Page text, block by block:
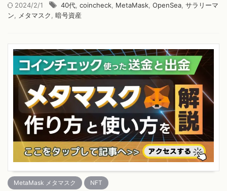
2024/2/1 40代, coincheck, MetaMask, OpenSea, サラリーマ
ン, メタマスク, 暗号資産
MetaMask メタマスク NFT